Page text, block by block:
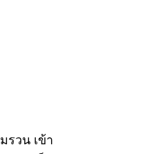
รวน เข้า